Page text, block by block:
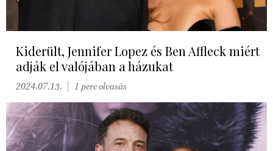
Kiderült, Jennifer Lopez és Ben Affleck miért
adják el valójában a házukat
2024.07.13. 1 perc olvasás